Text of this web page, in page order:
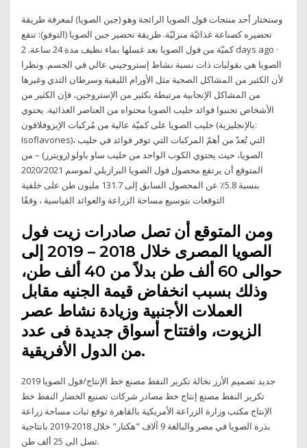
وسنختار أحد منتجات فول الصويا الرائجة وهو (جبن الصويا) لمعرفة طريقة
تحضيره كصناعة غذائيّة منزليّة. طريقة تحضير جبن الصويا (التوفو): تنقع
كميّة من فول الصويا بعد غسلها بماء نظيف مدة 24 ساعة. 2 days ago ·
الصويا هي بقوليات ذات نسبة نشاط إستروجيني عالي في الجسم. ونظرا
لأن الكثير من المشاكل الصحية مثل الأورام الليفية وسرطان الثدي وغيرها
من المشاكل الإنجابية مرتبطة بكثير من الإستروجين، فإن الكثير من
الأشخاص تجنبوا فوائد حليب الصويا محتواه من العناصر الغذائية. يحتوي
حليب الصويا على كميّة عالية من مُركبات الإيزوفلافون (بالإنجليزية:
Isoflavones)، التي تُعدّ من أهمّ المركبات التي توفر فوائد في حليب
الصويا، حيث يحتوي الكوب الواحد من حليب ساو باولو (رويترز) – من
المتوقع أن يرتفع محصول فول الصويا البرازيلي لموسم 2020/2021
بنسبة 5.8٪ عن المحصول السابق إلى 131.7 مليون طن على خلفية
التوقعات بتوسيع مساحة الزراعة والعوائد القياسية ، وفقًا
ومن المتوقع أن تصل صادرات زيت فول
الصويا المصرى خلال 2018 – 2019 إلى
حوالى 60 ألف طن بدلاً من 40 ألف طن،
وذلك بسبب انخفاض قيمة الجنيه مقابل
العملات الأجنبية وزيادة نشاط عصر
الزيوت، وافتتاح أسواق جديدة فى عدد
من الدول الأفريقية.
2019 جديد تصميم الأرز نخالة تكرير النفط مصنع خط الإنتاج/فول الصويا
تكرير النفط مصنع إنتاج خط مصادر شركات تصنيع الخضار النفط خط
الإنتاج مكتب وزارة الزراعة الأمريكية بالقاهرة توقع ثبات مساحة زراعة
بذرة الصويا في مصر والبالغة 9 آلاف "هكتار" خلال 2018-2019 بانتاجية
تصل الى 25 ألف طن.